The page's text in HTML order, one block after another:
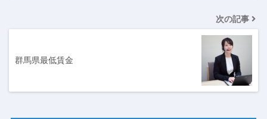
次の記事
群馬県最低賃金